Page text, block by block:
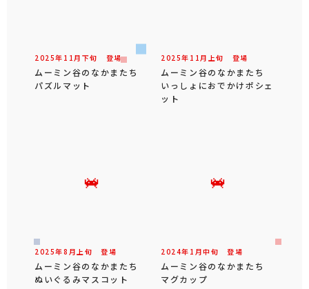
2025年 11 月 下旬 登場
ムーミン谷のなかまたち
パズルマット
2025年 11 月 上旬 登場
ムーミン谷のなかまたち
いっしょにおでかけポシェ
ット
2025年8 月 上旬 登場
ムーミン谷のなかまたち
ぬいぐるみマスコット
2024年 1 月中旬 登場
ムーミン谷のなかまたち
マグカップ